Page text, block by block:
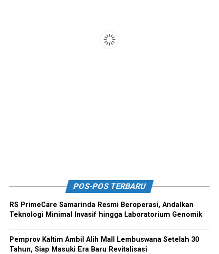
POS-POS TERBARU
RS PrimeCare Samarinda Resmi Beroperasi, Andalkan
Teknologi Minimal Invasif hingga Laboratorium Genomik
Pemprov Kaltim Ambil Alih Mall Lembuswana Setelah 30
Tahun, Siap Masuki Era Baru Revitalisasi